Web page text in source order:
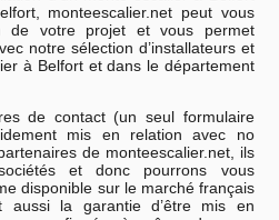
monteescalier.net peut vous
de votre projet et vous permet
notre sélection d’installateurs et
à Belfort et dans le département
de contact (un seul formulaire
mis en relation avec no
de monteescalier.net, ils
et donc pourrons vous
disponible sur le marché français
aussi la garantie d’être mis en